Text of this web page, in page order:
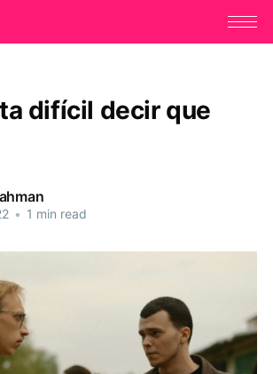
difícil decir que
• 1 min read